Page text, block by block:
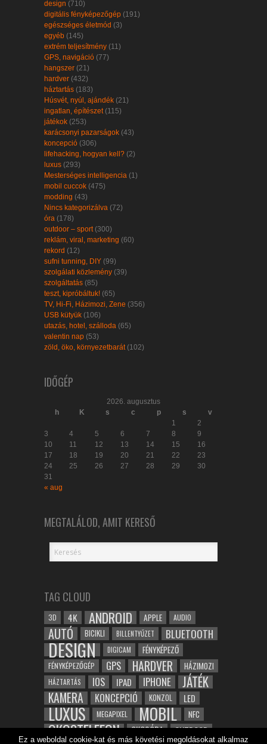
design (710)
digitális fényképezőgép (191)
egészséges életmód (3)
egyéb (145)
extrém teljesítmény (11)
GPS, navigáció (77)
hangszer (21)
hardver (432)
háztartás (183)
Húsvét, nyúl, ajándék (21)
ingatlan, építészet(115)
játékok (253)
karácsonyi pazarságok (43)
koncepció (306)
lifehacking, hogyan kell? (2)
luxus (293)
Mesterséges intelligencia (1)
mobil cuccok (475)
modding (43)
Nincs kategorizálva (72)
óra (178)
outdoor – sport(300)
reklám, viral, marketing (60)
rekord (12)
sufni tunning, DIY (99)
szolgálati közlemény (39)
szolgáltatás (85)
teszt, kipróbáltuk! (65)
TV, Hi-Fi, Házimozi, Zene (356)
USB kütyük (106)
utazás, hotel, szálloda (65)
valentin nap (53)
zöld, öko, környezetbarát(102)
IDŐGÉP
2026. augusztus
h
K s c p s
v
1
2
3
4 5 6 7 8
9
10
11 12 13 14 15
16
17
18 19 20 21 22
23
24
25 26 27 28 29
30
31
« aug
MEGTALÁLOD, AMIT KERESŐ
TAG CLOUD
3D 4K ANDROID APPLE AUDIO
AUTÓ BICIKLI BILLENTYŰZET BLUETOOTH
DESIGN DIGICAM FÉNYKÉPEZŐ
FÉNYKÉPEZŐGÉP GPS HARDVER HÁZIMOZI
HÁZTARTÁS IOS IPAD IPHONE JÁTÉK
KAMERA KONCEPCIÓ KONZOL LED
LUXUS MEGAPIXEL MOBIL NFC
OKOSTELEFON OKOSÓRA OUTDOOR
Ez a weboldal cookie-kat és más követési megoldásokat alkalmaz